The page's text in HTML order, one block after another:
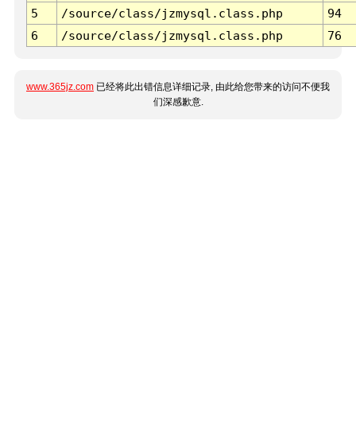
5
/source/class/jzmysql.class.php
94
6
/source/class/jzmysql.class.php 76
www.365jz.com 已经将此出错信息详细记录, 由此给您带来的访问不便我
们深感歉意.